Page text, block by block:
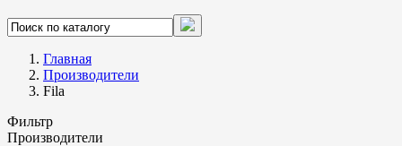
Главная
Производители
Fila
Фильтр
Производители